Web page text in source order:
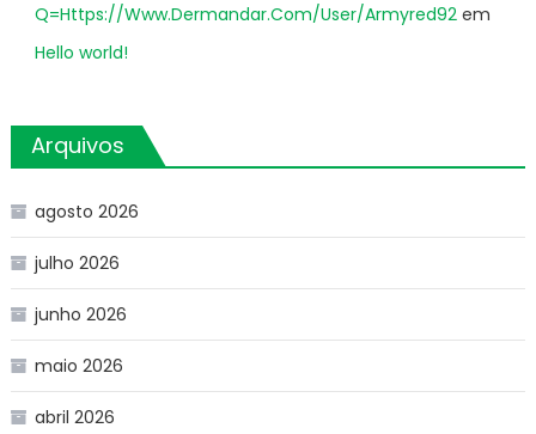
Q=Https://Www.Dermandar.Com/User/Armyred92em
Hello world!
Arquivos
agosto 2026
julho 2026
junho 2026
maio 2026
abril 2026